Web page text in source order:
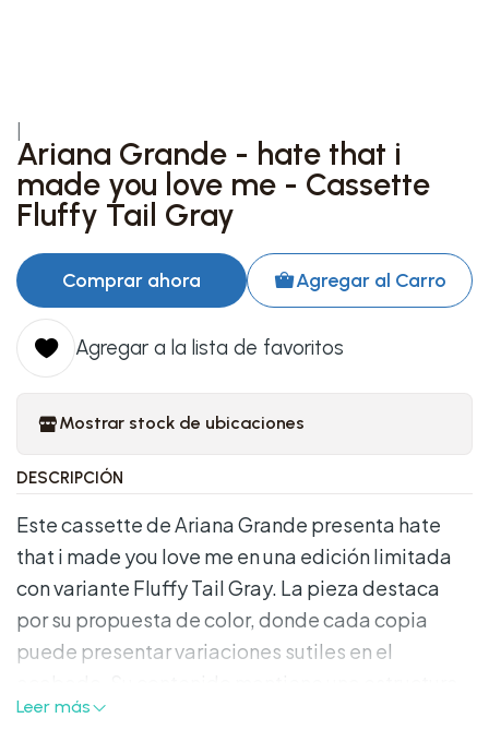
Ariana Grande - hate that i
made you love me - Cassette
Fluffy Tail Gray
Agregar al Carro
Comprar ahora
Agregar a la lista de favoritos
Mostrar stock de ubicaciones
DESCRIPCIÓN
Este cassette de Ariana Grande presenta hate
that i made you love me en una edición limitada
con variante Fluffy Tail Gray. La pieza destaca
por su propuesta de color, donde cada copia
puede presentar variaciones sutiles en el
directa, con el tema principal en una cara y la
Leer más